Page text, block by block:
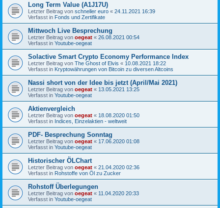
Long Term Value (A1J17U)
Letzter Beitrag von schneller euro « 24.11.2021 16:39
Verfasst in Fonds und Zertifikate
Mittwoch Live Besprechung
Letzter Beitrag von oegeat « 26.08.2021 00:54
Verfasst in Youtube-oegeat
Solactive Smart Crypto Economy Performance Index
Letzter Beitrag von The Ghost of Elvis « 10.08.2021 18:22
Verfasst in Kryptowährungen von Bitcoin zu diversen Altcoins
Nassi short von der Idee bis jetzt (April/Mai 2021)
Letzter Beitrag von oegeat « 13.05.2021 13:25
Verfasst in Youtube-oegeat
Aktienvergleich
Letzter Beitrag von oegeat « 18.08.2020 01:50
Verfasst in Indices, Einzelaktien - weltweit
PDF- Besprechung Sonntag
Letzter Beitrag von oegeat « 17.06.2020 01:08
Verfasst in Youtube-oegeat
Historischer ÖLChart
Letzter Beitrag von oegeat « 21.04.2020 02:36
Verfasst in Rohstoffe von Öl zu Zucker
Rohstoff Überlegungen
Letzter Beitrag von oegeat « 11.04.2020 20:33
Verfasst in Youtube-oegeat